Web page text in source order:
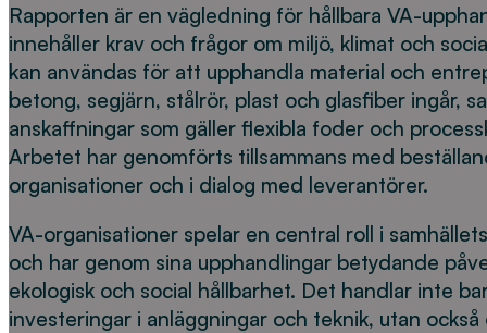
Rapporten är en vägledning för hållbara VA-
innehåller krav och frågor om miljö, klimat och
kan användas för att upphandla material och
betong, segjärn, stålrör, plast och glasfiber ingår,
anskaffningar som gäller flexibla foder och
Arbetet har genomförts tillsammans med
organisationer och i dialog med leverantörer.
VA-organisationer spelar en central roll i
och har genom sina upphandlingar betydande
ekologisk och social hållbarhet. Det handlar inte
investeringar i anläggningar och teknik, utan